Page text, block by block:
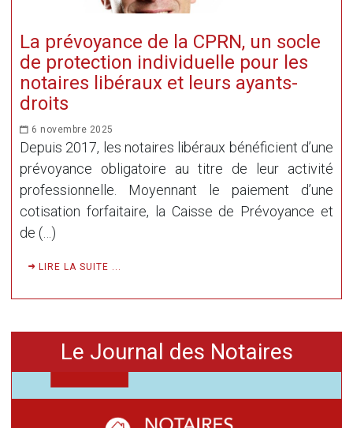
La prévoyance de la CPRN, un socle
de protection individuelle pour les
notaires libéraux et leurs ayants-
droits
6 novembre 2025
Depuis 2017, les notaires libéraux bénéficient d’une
prévoyance obligatoire au titre de leur activité
professionnelle. Moyennant le paiement d’une
cotisation forfaitaire, la Caisse de Prévoyance et
de (…)
LIRE LA SUITE ...
Le Journal des Notaires